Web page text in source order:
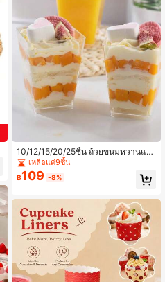
10/12/15/20/25ชิ้น ถ้วยขนมหวานแบ
บใส พร้อมฝาปิด, เหมาะสำหรับ ไอศกรี
ม, สมูทตี้, มูส, เจลลี่, ทีรามิซุ, เค้ก, มาต
าน่า พุดดิ้ง, คัพเค้ก, ขนมขบเคี้ยว เป็นข
ตี้, อุปกรณ์ครัว และของใช้ในบ้าน
เหลือแค่9ชิ้น
฿109 -8%